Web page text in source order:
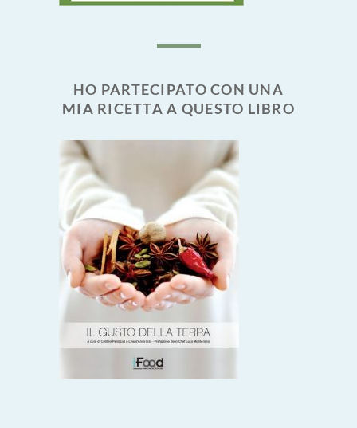
HO PARTECIPATO CON UNA
MIA RICETTA A QUESTO LIBRO